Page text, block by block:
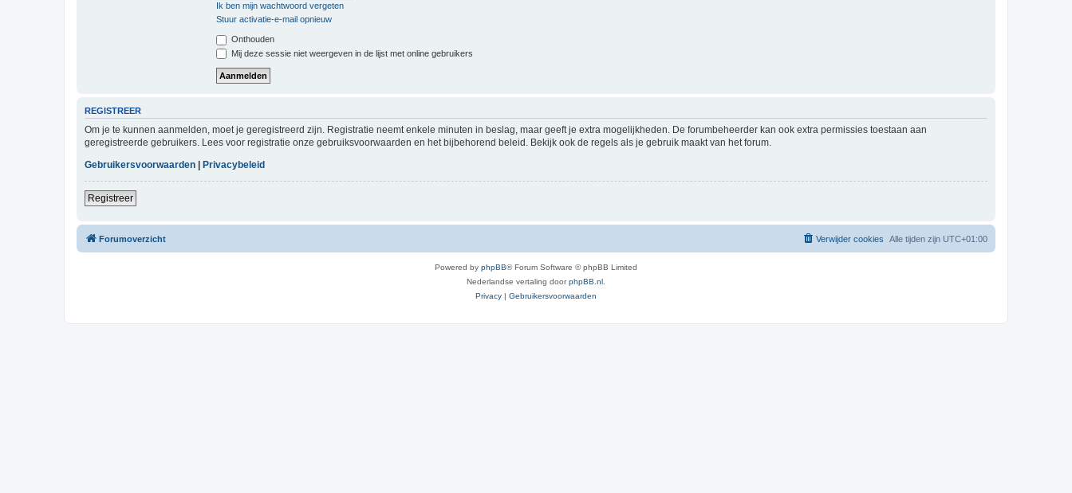
Ik ben mijn wachtwoord vergeten
Stuur activatie-e-mail opnieuw
Onthouden
Mij deze sessie niet weergeven in de lijst met online gebruikers
REGISTREER
Om je te kunnen aanmelden, moet je geregistreerd zijn. Registratie neemt enkele minuten in beslag, maar geeft je extra mogelijkheden. De forumbeheerder kan ook extra permissies toestaan aan
geregistreerde gebruikers. Lees voor registratie onze gebruiksvoorwaarden en het bijbehorend beleid. Bekijk ook de regels als je gebruik maakt van het forum.
Gebruikersvoorwaarden | Privacybeleid
Registreer
Forumoverzicht Alle tijden zijn UTC+01:00
Verwijder cookies
Powered by phpBB® Forum Software © phpBB Limited
Nederlandse vertaling doorphpBB.nl
Privacy | Gebruikersvoorwaarden